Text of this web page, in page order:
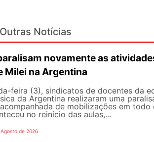
Outras Notícias
novamente as
Milei na Argentina
feira (3), sindicatos de docentes da
da Argentina realizaram uma
de mobilizações em todo
no reinício das aulas,...
de 2026